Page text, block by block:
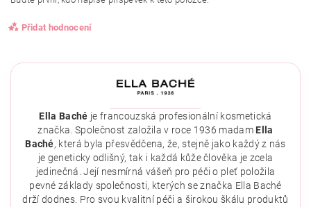
Přidat hodnocení
Ella Baché je francouzská profesionální kosmetická
značka. Společnost založila v roce 1936 madam Ella
Baché, která byla přesvědčena, že, stejně jako každý z nás
je geneticky odlišný, tak i každá kůže člověka je zcela
jedinečná. Její nesmírná vášeň pro péči o pleť položila
pevné základy společnosti, kterých se značka Ella Baché
drží dodnes. Pro svou kvalitní péči a širokou škálu produktů